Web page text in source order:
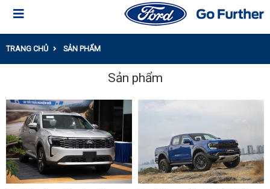
TRANG CHỦ SẢN PHẨM
Sản phẩm